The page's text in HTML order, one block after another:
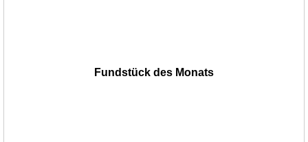
Fundstück des Monats